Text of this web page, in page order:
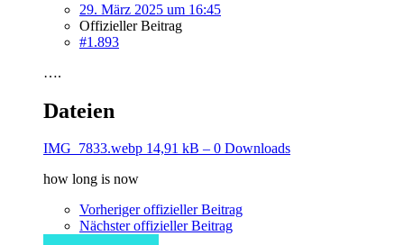
29. März 2025 um 16:45
Offizieller Beitrag
#1.893
….
Dateien
IMG_7833.webp 14,91 kB – 0 Downloads
how long is now
Vorheriger offizieller Beitrag
Nächster offizieller Beitrag